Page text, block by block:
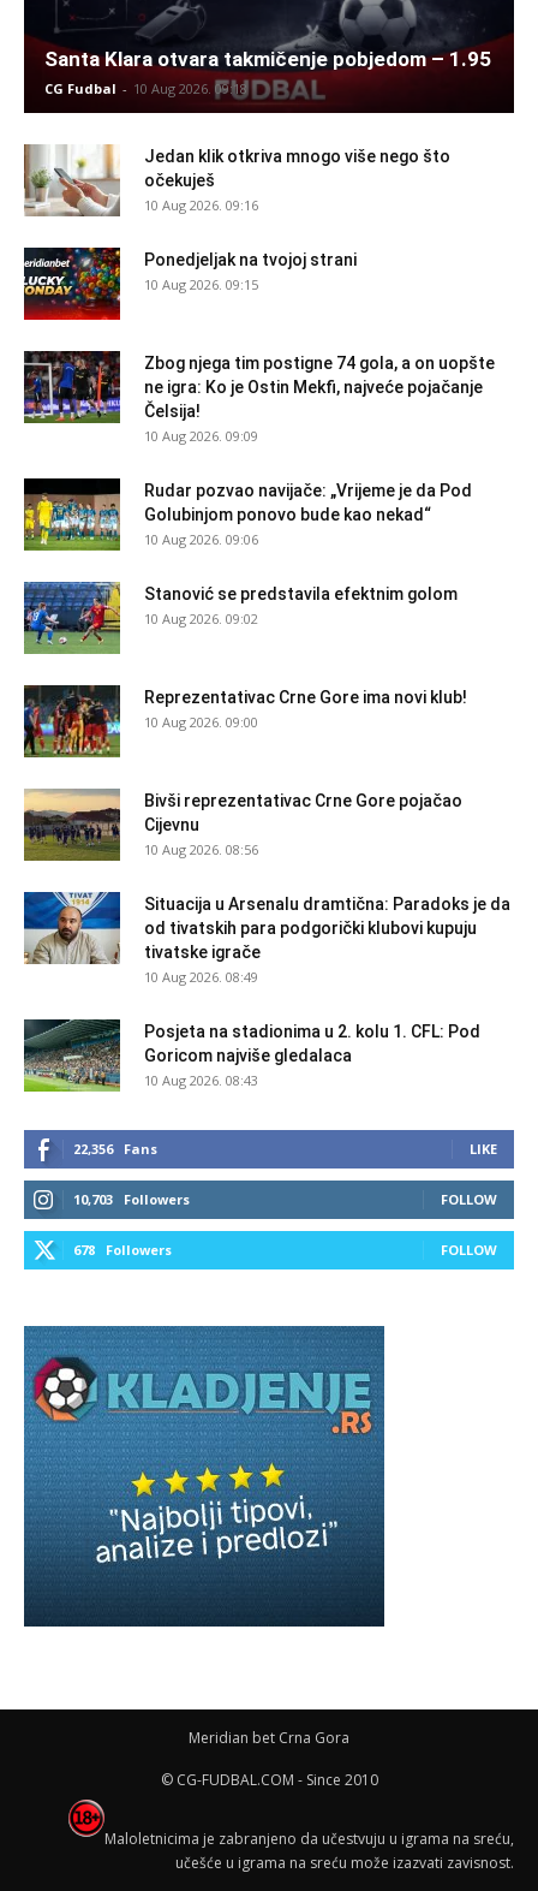
Santa Klara otvara takmičenje pobjedom – 1.95
CG Fudbal - 10 Aug 2026. 09:18
Jedan klik otkriva mnogo više nego što
očekuješ
10 Aug 2026. 09:16
Ponedjeljak na tvojoj strani
10 Aug 2026. 09:15
Zbog njega tim postigne 74 gola, a on uopšte
ne igra: Ko je Ostin Mekfi, najveće pojačanje
Čelsija!
10 Aug 2026. 09:09
Rudar pozvao navijače: „Vrijeme je da Pod
Golubinjom ponovo bude kao nekad“
10 Aug 2026. 09:06
Stanović se predstavila efektnim golom
10 Aug 2026. 09:02
Reprezentativac Crne Gore ima novi klub!
10 Aug 2026. 09:00
Bivši reprezentativac Crne Gore pojačao
Cijevnu
10 Aug 2026. 08:56
Situacija u Arsenalu dramtična: Paradoks je da
od tivatskih para podgorički klubovi kupuju
tivatske igrače
10 Aug 2026. 08:49
Posjeta na stadionima u 2. kolu 1. CFL: Pod
Goricom najviše gledalaca
10 Aug 2026. 08:43
22,356 Fans LIKE
10,703 Followers FOLLOW
678 Followers FOLLOW
Meridian bet Crna Gora
© CG-FUDBAL.COM - Since 2010
Maloletnicima je zabranjeno da učestvuju u igrama na sreću,
učešće u igrama na sreću može izazvati zavisnost.